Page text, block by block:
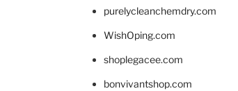
purelycleanchemdry.com
WishOping.com
shoplegacee.com
bonvivantshop.com